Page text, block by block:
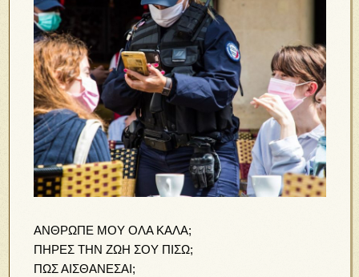
ΑΝΘΡΩΠΕ ΜΟΥ ΟΛΑ ΚΑΛΑ;
ΠΗΡΕΣ ΤΗΝ ΖΩΗ ΣΟΥ ΠΙΣΩ;
ΠΩΣ ΑΙΣΘΑΝΕΣΑΙ;